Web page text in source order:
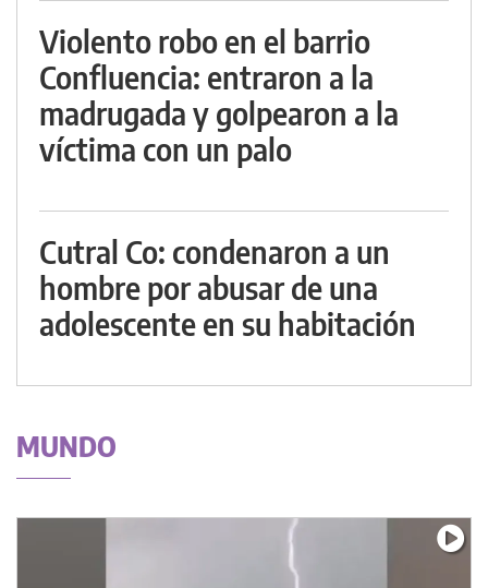
Violento robo en el barrio
Confluencia: entraron a la
madrugada y golpearon a la
víctima con un palo
Cutral Co: condenaron a un
hombre por abusar de una
adolescente en su habitación
MUNDO